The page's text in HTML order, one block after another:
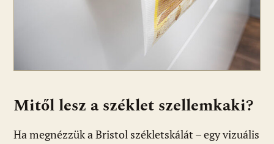
Mitől lesz a széklet szellemkaki?
Ha megnézzük a Bristol székletskálát – egy vizuális